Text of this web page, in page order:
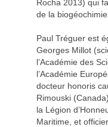
Rocha 2013) qui
de la biogéochimie
Paul Tréguer est
Georges Millot
l’Académie des
l’Académie
docteur honoris
Rimouski
la Légion
Maritime, et